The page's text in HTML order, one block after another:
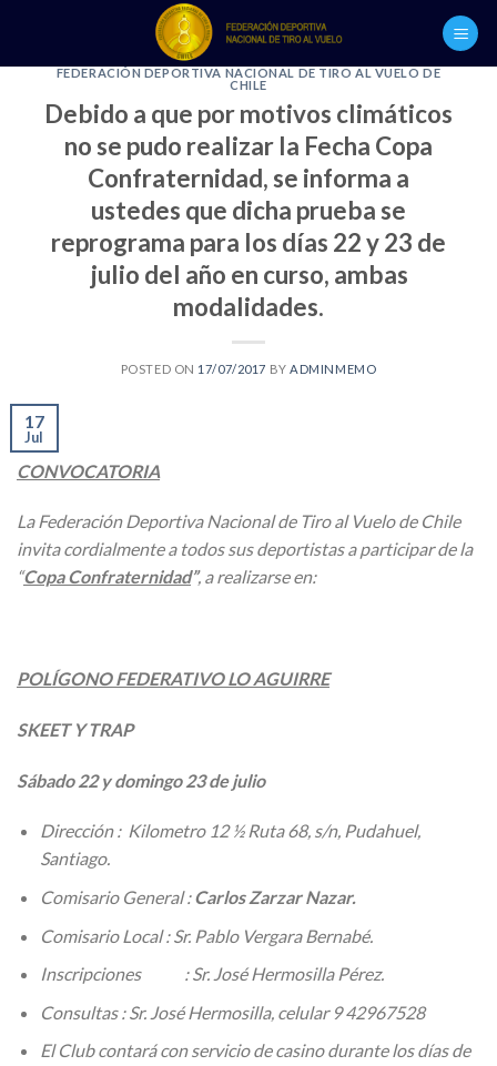
contentFEDERACIÓN DEPORTIVA NACIONAL DE TIRO AL VUELO DE
CHILE
Debido a que por motivos climáticos
no se pudo realizar la Fecha Copa
Confraternidad, se informa a
ustedes que dicha prueba se
reprograma para los días 22 y 23 de
julio del año en curso, ambas
modalidades.
POSTED ON 17/07/2017 BY ADMINMEMO
17
Jul
CONVOCATORIA
La Federación Deportiva Nacional de Tiro al Vuelo de Chile
invita cordialmente a todos sus deportistas a participar de la
“Copa Confraternidad”, a realizarse en:
POLÍGONO FEDERATIVO LO AGUIRRE
SKEET Y TRAP
Sábado 22 y domingo 23 de julio
Dirección : Kilometro 12 ½ Ruta 68, s/n, Pudahuel,
Santiago.
Comisario General :Carlos Zarzar Nazar.
Comisario Local : Sr. Pablo Vergara Bernabé.
Inscripciones : Sr. José Hermosilla Pérez.
Consultas : Sr. José Hermosilla, celular 9 42967528
El Club contará con servicio de casino durante los días de